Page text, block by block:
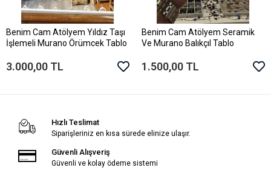
Sepete Ekle
Benim Cam Atölyem Yıldız Taşı
İşlemeli Murano Örümcek Tablo
3.000,00 TL
Sepete Ekle
Benim Cam Atölyem Seramik
Ve Murano Balıkçıl Tablo
1.500,00 TL
Hızlı Teslimat
Siparişleriniz en kısa sürede elinize ulaşır.
Güvenli Alışveriş
Güvenli ve kolay ödeme sistemi